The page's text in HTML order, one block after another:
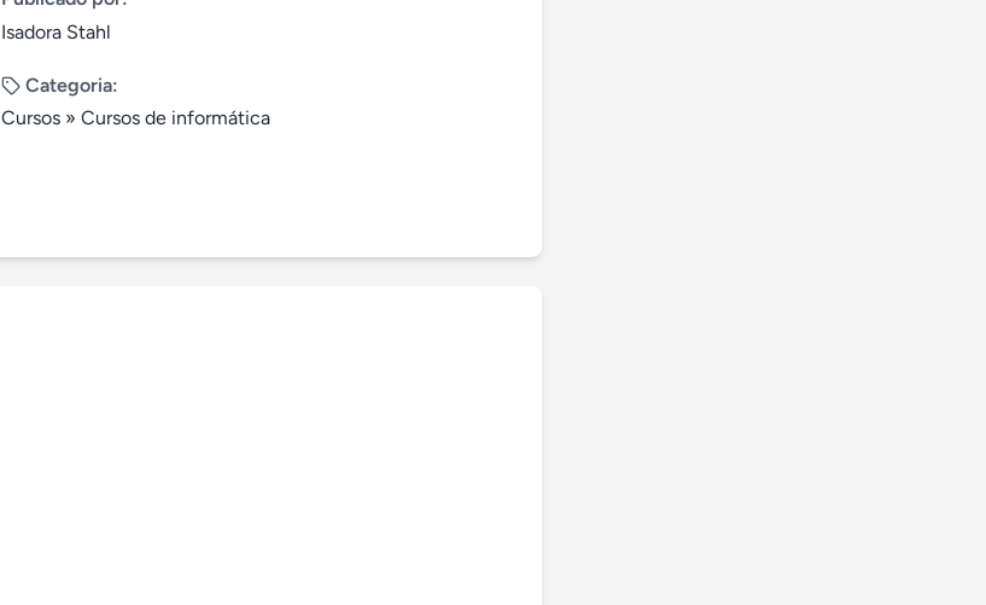
Isadora Stahl
Categoria:
Cursos » Cursos de informática